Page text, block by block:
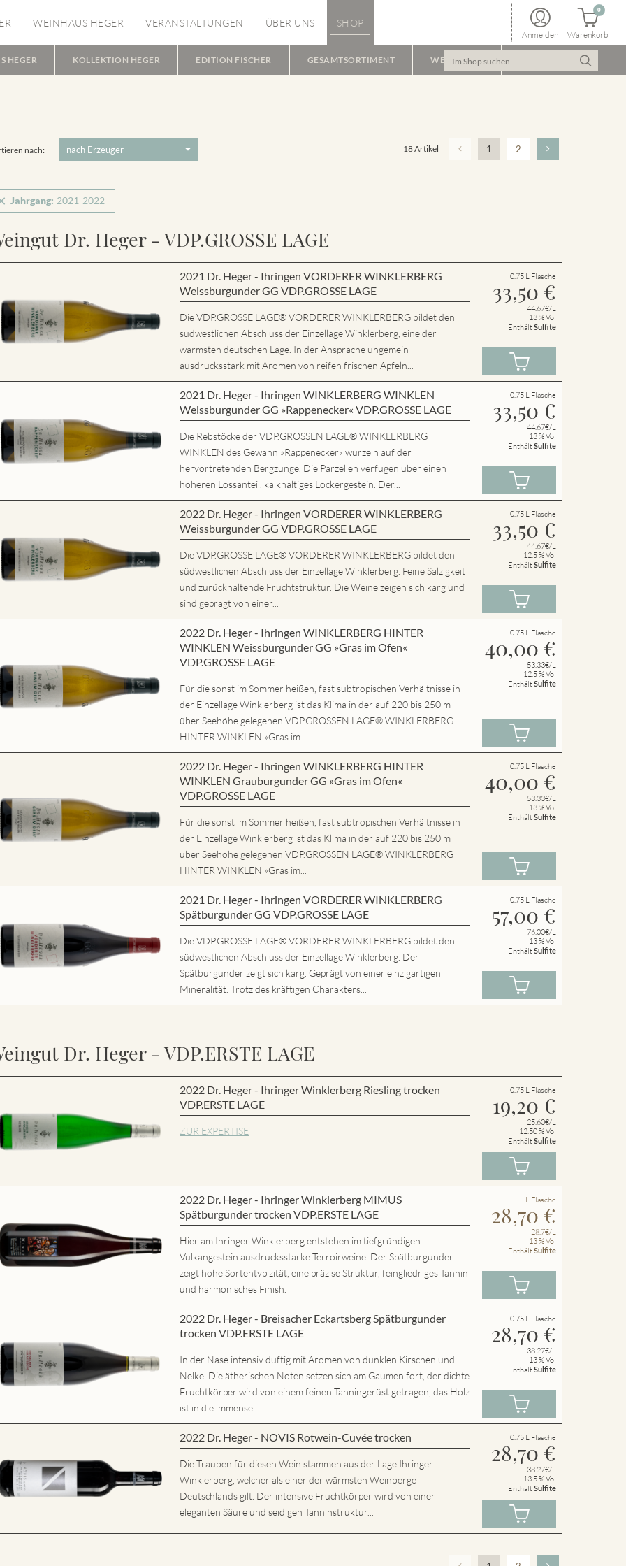
WEINHAUS HEGER VERANSTALTUNGEN ÜBER UNS SHOP
Anmelden Warenkorb
0
HEGER KOLLEKTION HEGER EDITION FISCHER GESAMTSORTIMENT WEINPAKET
nach: 18 Artikel 1 2
Jahrgang: 2021-2022
Dr. Heger - VDP.GROSSE LAGE
2021 Dr. Heger - Ihringen VORDERER WINKLERBERG
Weissburgunder GG VDP.GROSSE LAGE
Die VDP.GROSSE LAGE® VORDERER WINKLERBERG bildet den
südwestlichen Abschluss der Einzellage Winklerberg, eine der
wärmsten deutschen Lage. In der Ansprache ungemein
ausdrucksstark mit Aromen von reifen frischen Äpfeln...
0.75 L Flasche
33,50 €
44.67€/L
13 % Vol
EnthältSulfite
2021 Dr. Heger - Ihringen WINKLERBERG WINKLEN
Weissburgunder GG »Rappenecker« VDP.GROSSE LAGE
Die Rebstöcke der VDP.GROSSEN LAGE® WINKLERBERG
WINKLEN des Gewann »Rappenecker« wurzeln auf der
hervortretenden Bergzunge. Die Parzellen verfügen über einen
höheren Lössanteil, kalkhaltiges Lockergestein. Der...
0.75 L Flasche
33,50 €
44.67€/L
13 % Vol
EnthältSulfite
2022 Dr. Heger - Ihringen VORDERER WINKLERBERG
Weissburgunder GG VDP.GROSSE LAGE
Die VDP.GROSSE LAGE® VORDERER WINKLERBERG bildet den
südwestlichen Abschluss der Einzellage Winklerberg. Feine Salzigkeit
und zurückhaltende Fruchtstruktur. Die Weine zeigen sich karg und
sind geprägt von einer...
0.75 L Flasche
33,50 €
44.67€/L
12.5 % Vol
EnthältSulfite
2022 Dr. Heger - Ihringen WINKLERBERG HINTER
WINKLEN Weissburgunder GG »Gras im Ofen«
VDP.GROSSE LAGE
Für die sonst im Sommer heißen, fast subtropischen Verhältnisse in
der Einzellage Winklerberg ist das Klima in der auf 220 bis 250 m
über Seehöhe gelegenen VDP.GROSSEN LAGE® WINKLERBERG
HINTER WINKLEN »Gras im...
0.75 L Flasche
40,00 €
53.33€/L
12.5 % Vol
EnthältSulfite
2022 Dr. Heger - Ihringen WINKLERBERG HINTER
WINKLEN Grauburgunder GG »Gras im Ofen«
VDP.GROSSE LAGE
Für die sonst im Sommer heißen, fast subtropischen Verhältnisse in
der Einzellage Winklerberg ist das Klima in der auf 220 bis 250 m
über Seehöhe gelegenen VDP.GROSSEN LAGE® WINKLERBERG
HINTER WINKLEN »Gras im...
0.75 L Flasche
40,00 €
53.33€/L
13 % Vol
EnthältSulfite
2021 Dr. Heger - Ihringen VORDERER WINKLERBERG
Spätburgunder GG VDP.GROSSE LAGE
Die VDP.GROSSE LAGE® VORDERER WINKLERBERG bildet den
südwestlichen Abschluss der Einzellage Winklerberg. Der
Spätburgunder zeigt sich karg. Geprägt von einer einzigartigen
Mineralität. Trotz des kräftigen Charakters...
0.75 L Flasche
57,00 €
76.00€/L
13 % Vol
EnthältSulfite
Dr. Heger - VDP.ERSTE LAGE
2022 Dr. Heger - Ihringer Winklerberg Riesling trocken
VDP.ERSTE LAGE
ZUR EXPERTISE
0.75 L Flasche
19,20 €
25.60€/L
12.50 % Vol
EnthältSulfite
2022 Dr. Heger - Ihringer Winklerberg MIMUS
Spätburgunder trocken VDP.ERSTE LAGE
Hier am Ihringer Winklerberg entstehen im tiefgründigen
Vulkangestein ausdrucksstarke Terroirweine. Der Spätburgunder
zeigt hohe Sortentypizität, eine präzise Struktur, feingliedriges Tannin
und harmonisches Finish.
L Flasche
28,70 €
28.7€/L
13 % Vol
EnthältSulfite
2022 Dr. Heger - Breisacher Eckartsberg Spätburgunder
trocken VDP.ERSTE LAGE
In der Nase intensiv duftig mit Aromen von dunklen Kirschen und
Nelke. Die ätherischen Noten setzen sich am Gaumen fort, der dichte
Fruchtkörper wird von einem feinen Tanningerüst getragen, das Holz
ist in die immense...
0.75 L Flasche
28,70 €
38.27€/L
13 % Vol
EnthältSulfite
2022 Dr. Heger - NOVIS Rotwein-Cuvée trocken
Die Trauben für diesen Wein stammen aus der Lage Ihringer
Winklerberg, welcher als einer der wärmsten Weinberge
Deutschlands gilt. Der intensive Fruchtkörper wird von einer
eleganten Säure und seidigen Tanninstruktur...
0.75 L Flasche
28,70 €
38.27€/L
13.5 % Vol
EnthältSulfite